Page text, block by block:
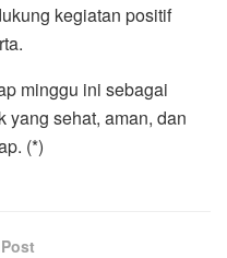
kegiatan positif
minggu ini sebagai
yang sehat, aman, dan
(*)